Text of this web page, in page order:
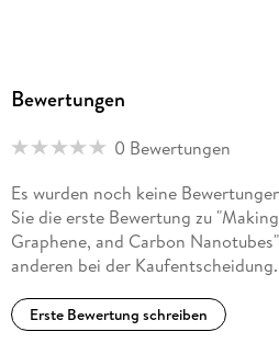
Bewertungen
0 Bewertungen
Es wurden noch keine
Sie die erste Bewertung zu
Graphene, and Carbon
anderen bei der Kaufentscheidung.
Erste Bewertung schreiben